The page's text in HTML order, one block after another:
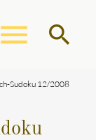
menu search
Sudoku 12/2008